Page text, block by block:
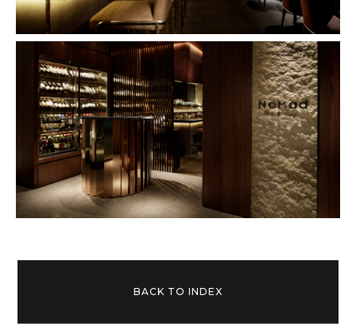
BACK TO INDEX